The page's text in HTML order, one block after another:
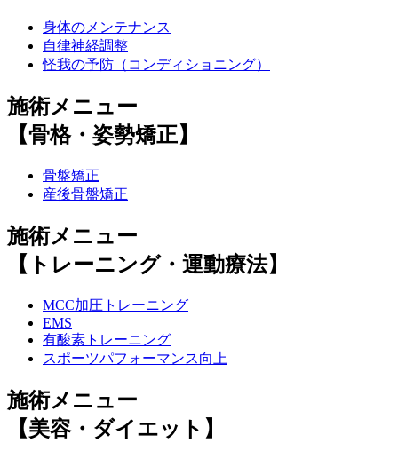
身体のメンテナンス
自律神経調整
怪我の予防（コンディショニング）
施術メニュー
【骨格・姿勢矯正】
骨盤矯正
産後骨盤矯正
施術メニュー
【トレーニング・運動療法】
MCC加圧トレーニング
EMS
有酸素トレーニング
スポーツパフォーマンス向上
施術メニュー
【美容・ダイエット】